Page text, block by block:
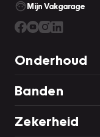
Mijn Vakgarage
Onderhoud
Banden
Zekerheid